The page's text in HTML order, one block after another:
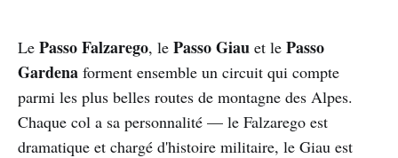
Le Passo Falzarego, le Passo Giau et le Passo
Gardena forment ensemble un circuit qui compte
parmi les plus belles routes de montagne des Alpes.
Chaque col a sa personnalité — le Falzarego est
dramatique et chargé d'histoire militaire, le Giau est